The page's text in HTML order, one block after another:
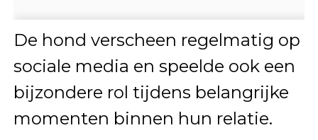
De hond verscheen regelmatig op
sociale media en speelde ook een
bijzondere rol tijdens belangrijke
momenten binnen hun relatie.